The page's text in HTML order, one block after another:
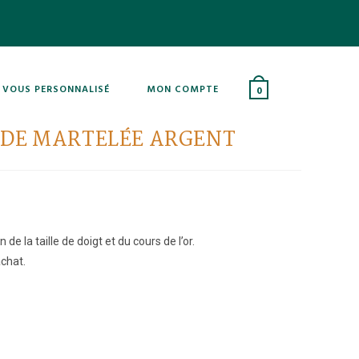
VOUS PERSONNALISÉ MON COMPTE 0
MARTELÉE ARGENT
la taille de doigt et du cours de l’or.